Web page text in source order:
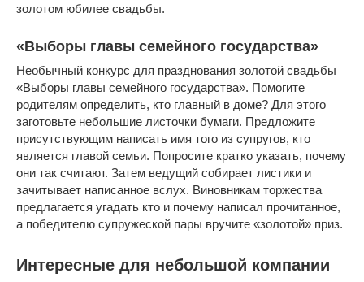
золотом юбилее свадьбы.
«Выборы главы семейного государства»
Необычный конкурс для празднования золотой свадьбы
«Выборы главы семейного государства». Помогите
родителям определить, кто главный в доме? Для этого
заготовьте небольшие листочки бумаги. Предложите
присутствующим написать имя того из супругов, кто
является главой семьи. Попросите кратко указать, почему
они так считают. Затем ведущий собирает листики и
зачитывает написанное вслух. Виновникам торжества
предлагается угадать кто и почему написал прочитанное,
а победителю супружеской пары вручите «золотой» приз.
Интересные для небольшой компании